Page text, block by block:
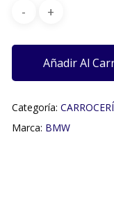
Añadir Al
Categoría:
Marca: BMW